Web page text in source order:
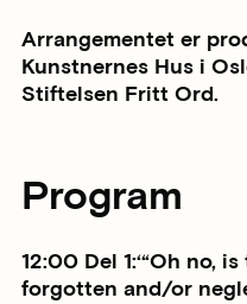
Arrangementet er
Kunstnernes Hus i
Stiftelsen Fritt Ord.
Program
12:00 Del 1:‘“Oh no,
forgotten and/or